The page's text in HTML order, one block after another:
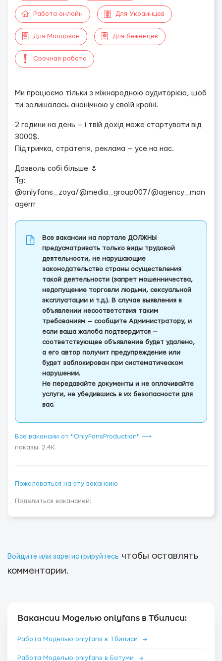
Работа онлайн Для Украинцев
Для Молдован Для беженцев
Срочная работа
Ми працюємо тільки з міжнародною аудиторією, щоб
ти залишалась анонімною у своїй країні.
2 години на день — і твій дохід може стартувати від
3000$.
Підтримка, стратегія, реклама — усе на нас.
Дозволь собі більше 🌷
Tg:
@onlyfans_zoya/@media_group007/@agency_man
agerrr
Все вакансии на портале ДОЛЖНЫ
предусматривать только виды трудовой
деятельности, не нарушающие
законодательство страны осуществления
такой деятельности (запрет мошенничества,
недопущение торговли людьми, сексуальной
эксплуатации и т.д.). В случае выявления в
объявлении несоответствия таким
требованиям — сообщите Администратору, и
если ваша жалоба подтвердится —
соответствующее объявление будет удалено,
а его автор получит предупреждение или
будет заблокирован при систематическом
нарушении.
Не передавайте документы и не оплачивайте
услуги, не убедившись в их безопасности для
вас.
Все вакансии от "OnlyFansProduction" ⟶
показы: 2.4K
Пожаловаться на эту вакансию
Поделиться вакансией:
Войдите или зарегистрируйтесь чтобы оставлять
комментарии.
Вакансии Моделью onlyfans в Тбилиси:
Работа Моделью onlyfans в Тбилиси →
Работа Моделью onlyfans в Батуми →